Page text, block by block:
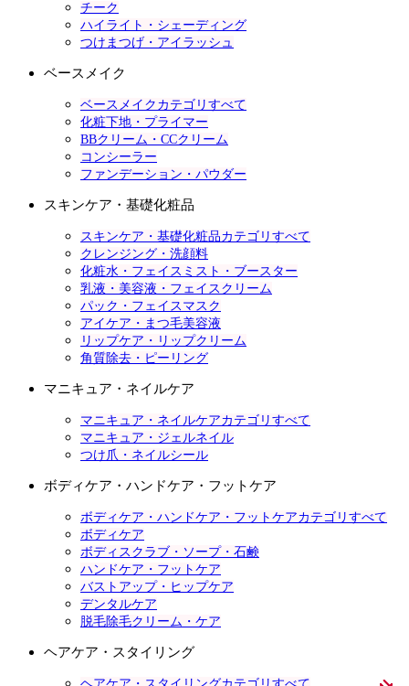
チーク
ハイライト・シェーディング
つけまつげ・アイラッシュ
ベースメイク
ベースメイクカテゴリすべて
化粧下地・プライマー
BBクリーム・CCクリーム
コンシーラー
ファンデーション・パウダー
スキンケア・基礎化粧品
スキンケア・基礎化粧品カテゴリすべて
クレンジング・洗顔料
化粧水・フェイスミスト・ブースター
乳液・美容液・フェイスクリーム
パック・フェイスマスク
アイケア・まつ毛美容液
リップケア・リップクリーム
角質除去・ピーリング
マニキュア・ネイルケア
マニキュア・ネイルケアカテゴリすべて
マニキュア・ジェルネイル
つけ爪・ネイルシール
ボディケア・ハンドケア・フットケア
ボディケア・ハンドケア・フットケアカテゴリすべて
ボディケア
ボディスクラブ・ソープ・石鹸
ハンドケア・フットケア
バストアップ・ヒップケア
デンタルケア
脱毛除毛クリーム・ケア
ヘアケア・スタイリング